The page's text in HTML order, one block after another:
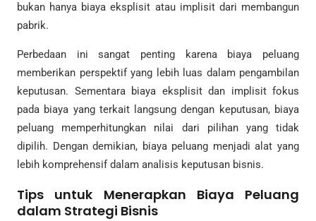
bukan hanya biaya eksplisit atau implisit dari membangun
pabrik.
Perbedaan ini sangat penting karena biaya peluang
memberikan perspektif yang lebih luas dalam pengambilan
keputusan. Sementara biaya eksplisit dan implisit fokus
pada biaya yang terkait langsung dengan keputusan, biaya
peluang memperhitungkan nilai dari pilihan yang tidak
dipilih. Dengan demikian, biaya peluang menjadi alat yang
lebih komprehensif dalam analisis keputusan bisnis.
Tips untuk Menerapkan Biaya Peluang
dalam Strategi Bisnis